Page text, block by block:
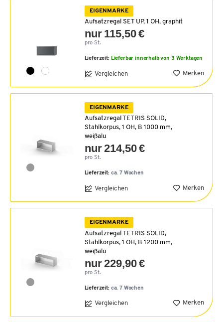
EIGENMARKE
Aufsatzregal SET UP, 1 OH, graphit
nur 115,50 €
pro St.
Lieferzeit: Lieferbar innerhalb von 3 Werktagen
Vergleichen Merken
EIGENMARKE
Aufsatzregal TETRIS SOLID,
Stahlkorpus, 1 OH, B 1000 mm,
weißalu
nur 214,50 €
pro St.
Lieferzeit: ca. 7 Wochen
Vergleichen Merken
EIGENMARKE
Aufsatzregal TETRIS SOLID,
Stahlkorpus, 1 OH, B 1200 mm,
weißalu
nur 229,90 €
pro St.
Lieferzeit: ca. 7 Wochen
Vergleichen Merken